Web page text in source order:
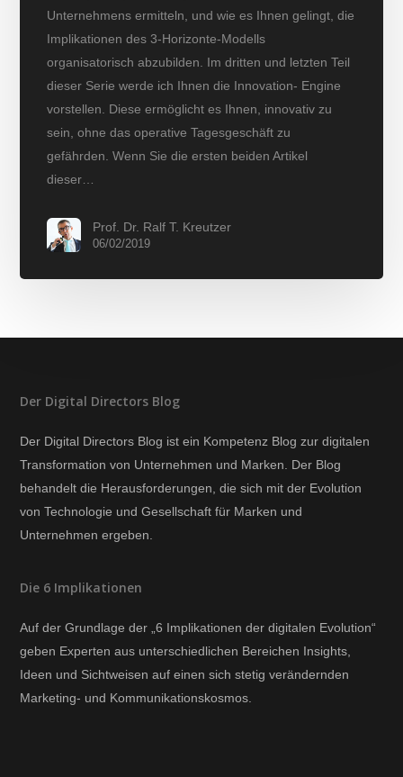
Unternehmens ermitteln, und wie es Ihnen gelingt, die
Implikationen des 3-Horizonte-Modells
organisatorisch abzubilden. Im dritten und letzten Teil
dieser Serie werde ich Ihnen die Innovation- Engine
vorstellen. Diese ermöglicht es Ihnen, innovativ zu
sein, ohne das operative Tagesgeschäft zu
gefährden. Wenn Sie die ersten beiden Artikel
dieser…
Prof. Dr. Ralf T. Kreutzer
06/02/2019
Der Digital Directors Blog
Der Digital Directors Blog ist ein Kompetenz Blog zur digitalen
Transformation von Unternehmen und Marken. Der Blog
behandelt die Herausforderungen, die sich mit der Evolution
von Technologie und Gesellschaft für Marken und
Unternehmen ergeben.
Die 6 Implikationen
Auf der Grundlage der „6 Implikationen der digitalen Evolution“
geben Experten aus unterschiedlichen Bereichen Insights,
Ideen und Sichtweisen auf einen sich stetig verändernden
Marketing- und Kommunikationskosmos.